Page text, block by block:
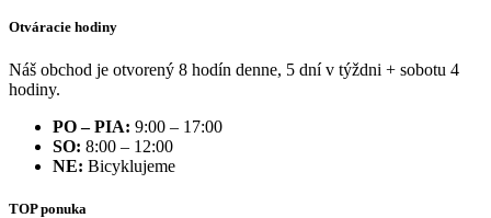
Otváracie hodiny
Náš obchod je otvorený 8 hodín denne, 5 dní v týždni + sobotu 4
hodiny.
PO – PIA: 9:00 – 17:00
SO: 8:00 – 12:00
NE: Bicyklujeme
TOP ponuka